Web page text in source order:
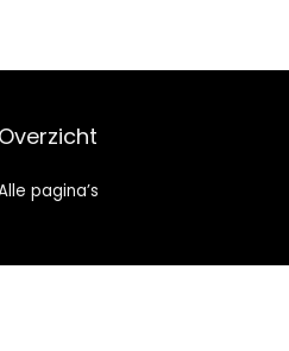
Overzicht
pagina’s